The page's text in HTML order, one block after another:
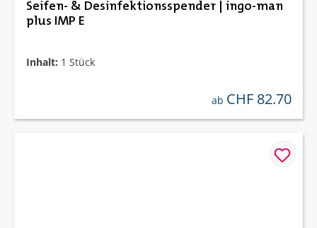
Seifen- & Desinfektionsspender | ingo-man
plus IMP E
Inhalt: 1 Stück
regulärer preis:
ab CHF 82.70